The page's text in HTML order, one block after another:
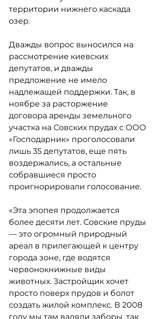
территории нижнего каскада
озер.
Дважды вопрос выносился на
рассмотрение киевских
депутатов, и дважды
предложение не имело
надлежащей поддержки. Так, в
ноябре за расторжение
договора аренды земельного
участка на Совских прудах с ООО
«Господарник» проголосовали
лишь 35 депутатов, еще пять
воздержались, а остальные
собравшиеся просто
проигнорировали голосование.
«Эта эпопея продолжается
более десяти лет. Совские пруды
— это огромный природный
ареал в прилегающей к центру
города зоне, где водятся
червонокнижные виды
животных. Застройщик хочет
просто поверх прудов и болот
создать жилой комплекс. В 2008
году мы там валяли заборы, так